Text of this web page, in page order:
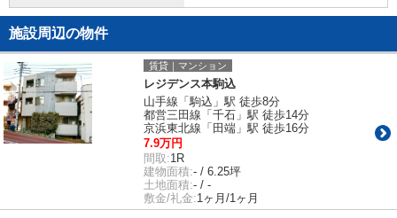
施設周辺の物件
賃貸｜マンション
レジデンス本駒込
山手線「駒込」駅 徒歩8分
都営三田線「千石」駅 徒歩14分
京浜東北線「田端」駅 徒歩16分
7.9万円
間取:1R
建物面積:- / 6.25坪
土地面積:- / -
敷金/礼金:1ヶ月/1ヶ月